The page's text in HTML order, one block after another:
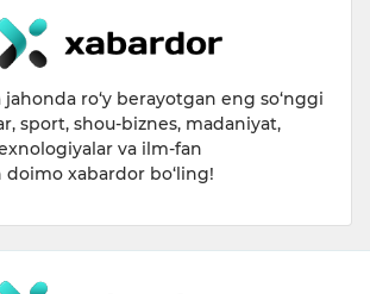
jahonda ro‘y berayotgan eng so‘nggi
sport, shou-biznes, madaniyat,
va ilm-fan
xabardor bo‘ling!